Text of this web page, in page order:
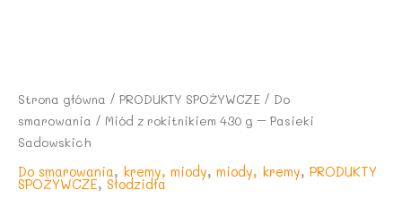
Strona główna / PRODUKTY SPOŻYWCZE / Do
smarowania / Miód z rokitnikiem 430 g – Pasieki
Sadowskich
Do smarowania, kremy, miody, miody, kremy, PRODUKTY
SPOŻYWCZE, Słodzidła